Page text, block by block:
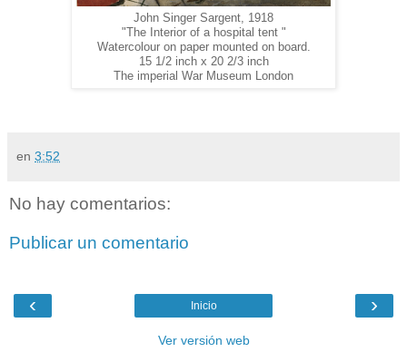
John Singer Sargent, 1918
"The Interior of a hospital tent "
Watercolour on paper mounted on board.
15 1/2 inch x 20 2/3 inch
The imperial War Museum London
en 3:52
No hay comentarios:
Publicar un comentario
‹ ›
Inicio
Ver versión web